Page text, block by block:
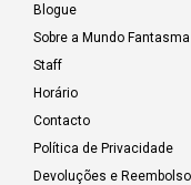
Blogue
Sobre a Mundo Fantasma
Staff
Horário
Contacto
Política de Privacidade
Devoluções e Reembolso